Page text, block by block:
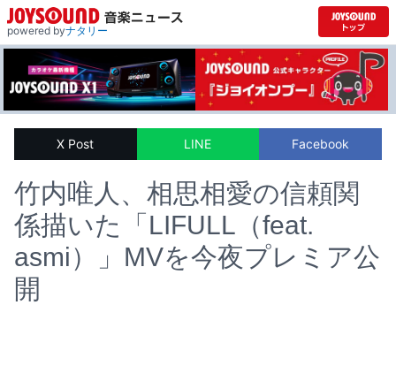
powered byナタリー
X Post LINE Facebook
竹内唯人、相思相愛の信頼関
係描いた「LIFULL（feat.
asmi）」MVを今夜プレミア公
開